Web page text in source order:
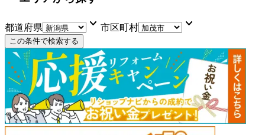
都道府県 keyboard_arrow_down 市区町村 keyboard_arrow_down
この条件で検索する